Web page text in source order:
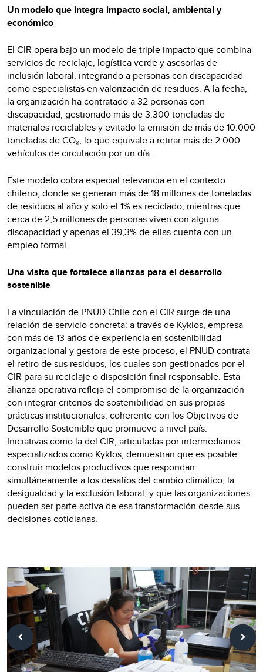
Un modelo que integra impacto social, ambiental y
económico
El CIR opera bajo un modelo de triple impacto que combina
servicios de reciclaje, logística verde y asesorías de
inclusión laboral, integrando a personas con discapacidad
como especialistas en valorización de residuos. A la fecha,
la organización ha contratado a 32 personas con
discapacidad, gestionado más de 3.300 toneladas de
materiales reciclables y evitado la emisión de más de 10.000
toneladas de CO₂, lo que equivale a retirar más de 2.000
vehículos de circulación por un día.
Este modelo cobra especial relevancia en el contexto
chileno, donde se generan más de 18 millones de toneladas
de residuos al año y solo el 1% es reciclado, mientras que
cerca de 2,5 millones de personas viven con alguna
discapacidad y apenas el 39,3% de ellas cuenta con un
empleo formal.
Una visita que fortalece alianzas para el desarrollo
sostenible
La vinculación de PNUD Chile con el CIR surge de una
relación de servicio concreta: a través de Kyklos, empresa
con más de 13 años de experiencia en sostenibilidad
organizacional y gestora de este proceso, el PNUD contrata
el retiro de sus residuos, los cuales son gestionados por el
CIR para su reciclaje o disposición final responsable. Esta
alianza operativa refleja el compromiso de la organización
con integrar criterios de sostenibilidad en sus propias
prácticas institucionales, coherente con los Objetivos de
Desarrollo Sostenible que promueve a nivel país.
Iniciativas como la del CIR, articuladas por intermediarios
especializados como Kyklos, demuestran que es posible
construir modelos productivos que respondan
simultáneamente a los desafíos del cambio climático, la
desigualdad y la exclusión laboral, y que las organizaciones
pueden ser parte activa de esa transformación desde sus
decisiones cotidianas.